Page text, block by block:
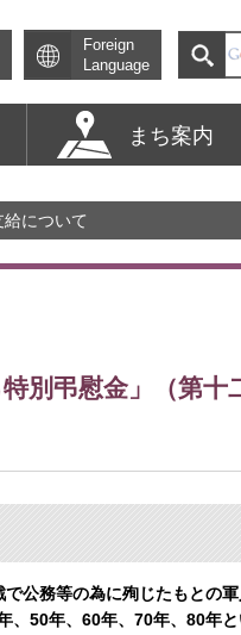
Foreign
Language
まち案内
について
別弔慰金」（第
公務等の為に殉じたもとの
、50年、60年、70年、80年